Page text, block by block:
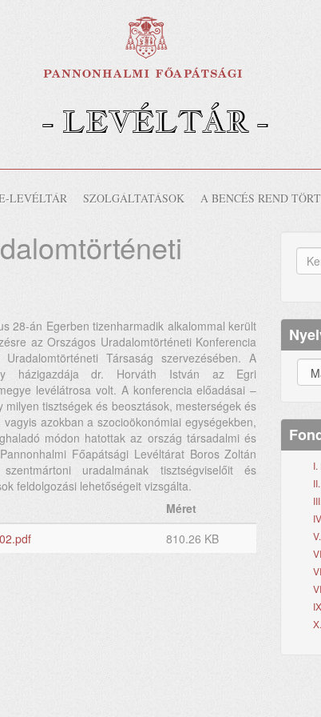
- LEVÉLTÁR -
LEVÉLTÁR SZOLGÁLTATÁSOK A BENCÉS REND
28-án Egerben tizenharmadik alkalommal került
az Országos Uradalomtörténeti Konferencia
Társaság szervezésében. A
házigazdája dr. Horváth István az Egri
levélátrosa volt. A konferencia előadásai –
tisztségek és beosztások, mesterségek és
azokban a szocioökonómiai egységekben,
módon hatottak az ország társadalmi és
Főapátsági Levéltárat Boros Zoltán
uradalmának tisztségviselőit és
feldolgozási lehetőségeit vizsgálta.
Méret
810.26 KB